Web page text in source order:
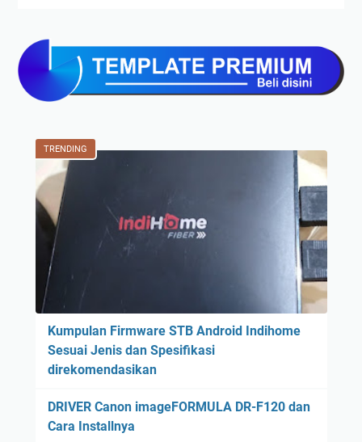
TRENDING
Kumpulan Firmware STB Android Indihome
Sesuai Jenis dan Spesifikasi
direkomendasikan
DRIVER Canon imageFORMULA DR-F120 dan
Cara Installnya